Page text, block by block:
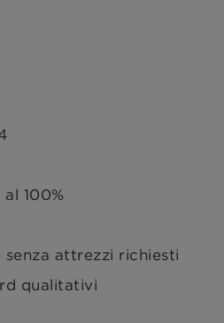
100%
attrezzi richiesti
qualitativi